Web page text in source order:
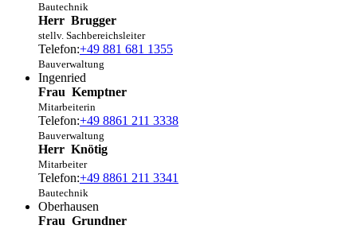
Bautechnik
Herr Brugger
stellv. Sachbereichsleiter
Telefon:+49 881 681 1355
Bauverwaltung
Ingenried
Frau Kemptner
Mitarbeiterin
Telefon:+49 8861 211 3338
Bauverwaltung
Herr Knötig
Mitarbeiter
Telefon:+49 8861 211 3341
Bautechnik
Oberhausen
Frau Grundner